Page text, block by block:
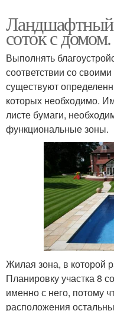
Ландшафтный
соток с
Выполнять
соответствии со
существуют
которых необходимо.
листе бумаги,
функциональные зоны.
Жилая зона, в которой
Планировку участка 8
именно с него, потому
расположения